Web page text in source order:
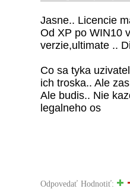
Jasne.. Licencie
Od XP po WIN10
verzie,ultimate ..
Co sa tyka
ich troska.. Ale
Ale budis.. Nie
legalneho os
Odpovedať Hodnotiť: